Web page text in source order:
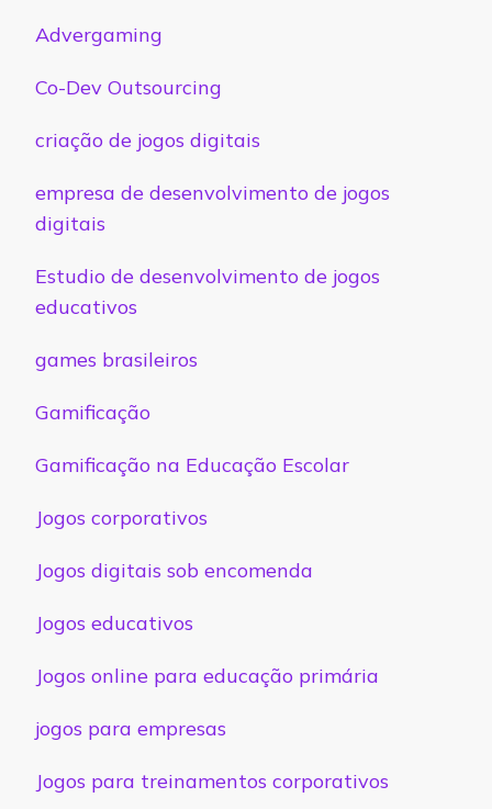
Advergaming
Co-Dev Outsourcing
criação de jogos digitais
empresa de desenvolvimento de jogos
digitais
Estudio de desenvolvimento de jogos
educativos
games brasileiros
Gamificação
Gamificação na Educação Escolar
Jogos corporativos
Jogos digitais sob encomenda
Jogos educativos
Jogos online para educação primária
jogos para empresas
Jogos para treinamentos corporativos